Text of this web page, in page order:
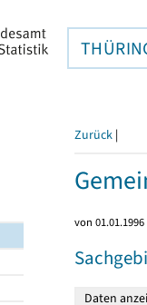
Zurück |
von